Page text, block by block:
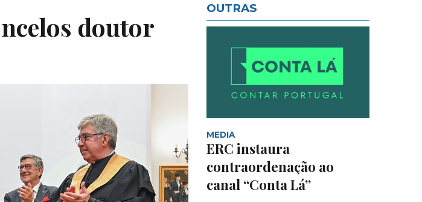
doutor
OUTRAS
MEDIA
ERC instaura
contraordenação ao
canal “Conta Lá”